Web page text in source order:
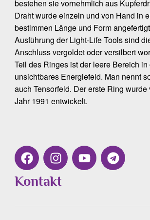
bestehen sie vornehmlich aus
Draht wurde einzeln und von Hand in
bestimmen Länge und Form
Ausführung der Light-Life Tools sind
Anschluss vergoldet oder versilbert
Teil des Ringes ist der leere Bereich in
unsichtbares Energiefeld. Man nennt
auch Tensorfeld. Der erste Ring
Jahr 1991 entwickelt.
Kontakt